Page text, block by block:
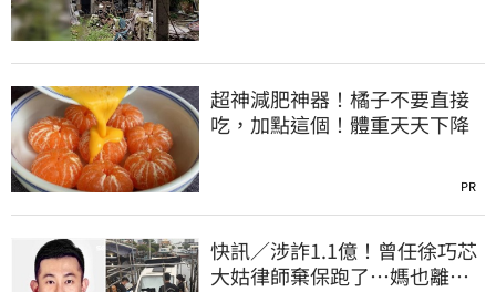
超神減肥神器！橘子不要直接
吃，加點這個！體重天天下降
PR
快訊／涉詐1.1億！曾任徐巧芯
大姑律師棄保跑了…媽也離